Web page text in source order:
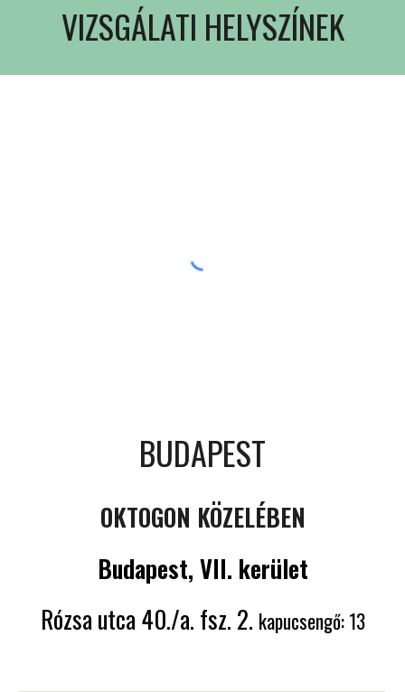
VIZSGÁLATI HELYSZÍNEK
BUDAPEST
OKTOGON KÖZELÉBEN
Budapest, VII. kerület
Rózsa utca 40./a. fsz. 2. kapucsengő: 13